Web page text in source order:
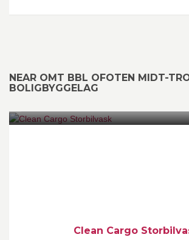
NEAR OMT BBL OFOTEN MIDT-
BOLIGBYGGELAG
Clean Cargo